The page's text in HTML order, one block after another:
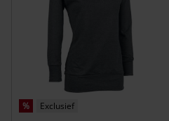
% Exclusief